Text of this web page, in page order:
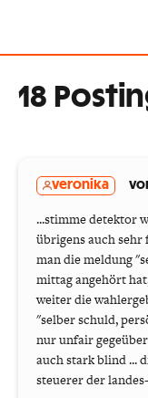
18
veronika
...stimme detektor
übrigens auch
man die meldung
mittag angehört
weiter die
"selber schuld,
nur unfair
auch stark blind ...
steuerer der